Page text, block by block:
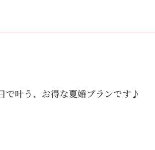
で叶う、お得な夏婚プランです♪